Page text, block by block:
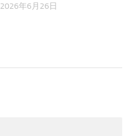
2026年6月26日